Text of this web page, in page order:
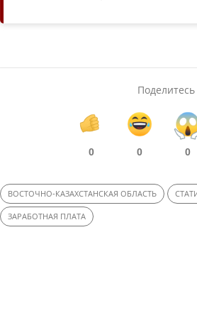
0 0 0
ВОСТОЧНО-КАЗАХСТАНСКАЯ ОБЛАСТЬ
ЗАРАБОТНАЯ ПЛАТА